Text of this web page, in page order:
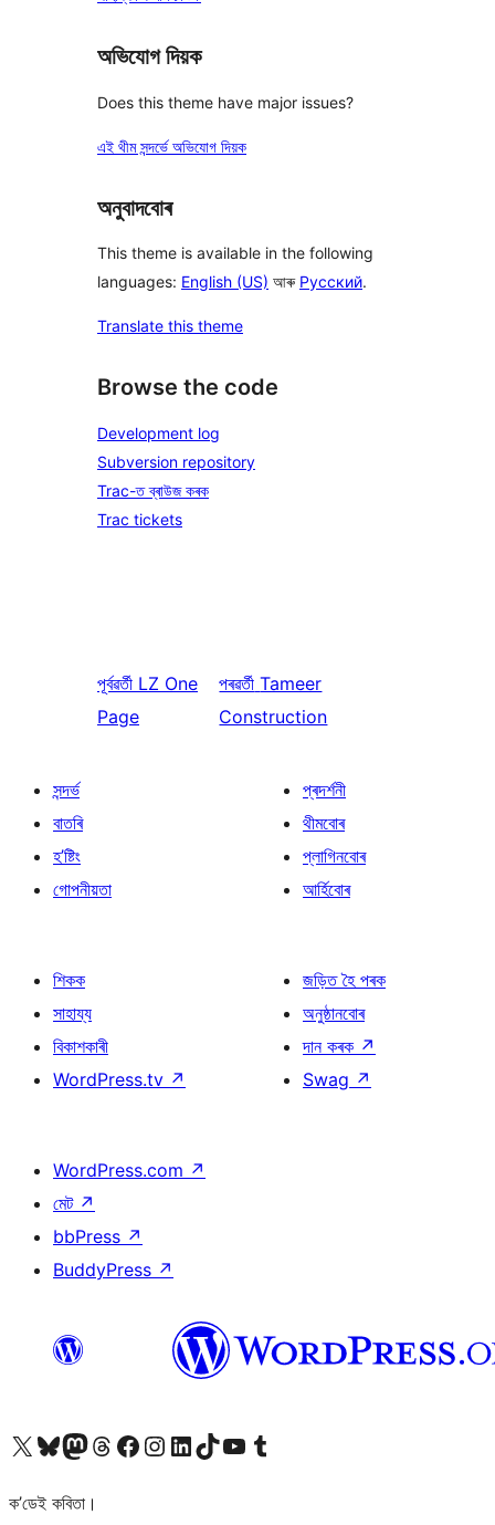
অভিযোগ দিয়ক
Does this theme have major issues?
এই থীম সন্দৰ্ভে অভিযোগ দিয়ক
অনুবাদবোৰ
This theme is available in the following
languages: English (US) আৰু Русский.
Translate this theme
Browse the code
Development log
Subversion repository
Trac-ত ব্ৰাউজ কৰক
Trac tickets
পূৰ্বৱৰ্তী LZ One
Page
পৰৱৰ্তী Tameer
Construction
সন্দৰ্ভ
বাতৰি
হ’ষ্টিং
গোপনীয়তা
প্ৰদৰ্শনী
থীমবোৰ
প্লাগিনবোৰ
আৰ্হিবোৰ
শিকক
সাহায্য
বিকাশকাৰী
WordPress.tv ↗
জড়িত হৈ পৰক
অনুষ্ঠানবোৰ
দান কৰক ↗
Swag ↗
WordPress.com ↗
মেট ↗
bbPress ↗
BuddyPress ↗
আমাৰ X (আগৰ Twitter) একাউণ্টলৈ যাওকআমাৰ Bluesky একাউণ্টলৈ যাওকআমাৰ Mastodon একাউণ্টলৈ যাওকআমাৰ Threads একাউণ্টলৈ যাওকআমাৰ Facebook পৃষ্ঠালৈ যাওকআমাৰ Instagram একাউণ্টলৈ যাওকআমাৰ LinkedIn একাউণ্টলৈ যাওকআমাৰ TikTok একাউণ্টলৈ যাওকআমাৰ YouTube চেনেললৈ যাওকআমাৰ Tumblr একাউণ্টলৈ যাওক
ক’ডেই কবিতা।